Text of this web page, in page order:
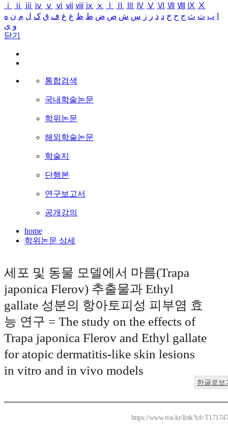
ⅰ
ⅱ ⅲ ⅳ ⅴ ⅵ ⅶ ⅷ ⅸ ⅹ Ⅳ Ⅴ Ⅵ Ⅶ Ⅷ Ⅸ Ⅹ
ب ت ث ج ح خ د ذ ر ز س ش ص ض ط ظ ع غ ف ق ک ل م ن ه
و ی
닫기
통합검색
국내학술논문
학위논문
해외학술논문
학술지
단행본
연구보고서
공개강의
home
학위논문 상세
세포 및 동물 모델에서 마름(Trapa
japonica Flerov) 추출물과 Ethyl
gallate 성분의 항아토피성 피부염 효
능 연구 = The study on the effects of
Trapa japonica Flerov and Ethyl gallate
for atopic dermatitis-like skin lesions
in vitro and in vivo models
한글로보
https://www.riss.kr/